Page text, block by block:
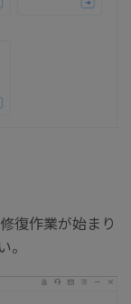
復作業が始まり